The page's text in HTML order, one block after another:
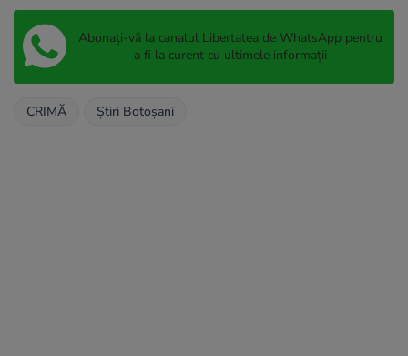
Abonați-vă la canalul Libertatea de WhatsApp pentru
a fi la curent cu ultimele informații
CRIMĂ Știri Botoșani